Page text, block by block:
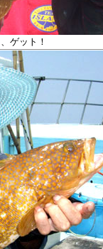
ゲット！